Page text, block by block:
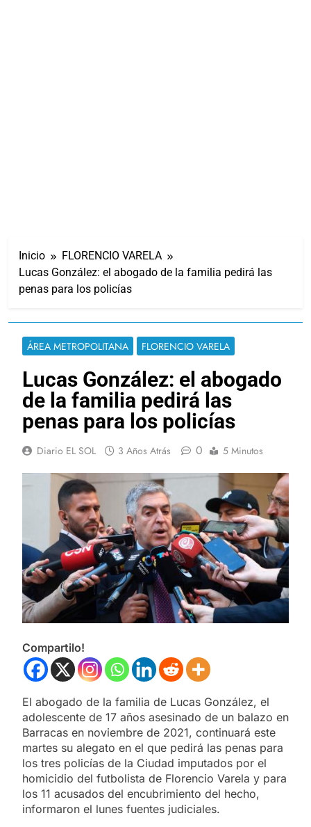
Inicio
FLORENCIO VARELA
Lucas González: el abogado de la familia pedirá las
penas para los policías
ÁREA METROPOLITANA FLORENCIO VARELA
Lucas González: el abogado
de la familia pedirá las
penas para los policías
Diario EL SOL 3 Años Atrás 0 5 Minutos
Compartilo!
El abogado de la familia de Lucas González, el
adolescente de 17 años asesinado de un balazo en
Barracas en noviembre de 2021, continuará este
martes su alegato en el que pedirá las penas para
los tres policías de la Ciudad imputados por el
homicidio del futbolista de Florencio Varela y para
los 11 acusados del encubrimiento del hecho,
informaron el lunes fuentes judiciales.